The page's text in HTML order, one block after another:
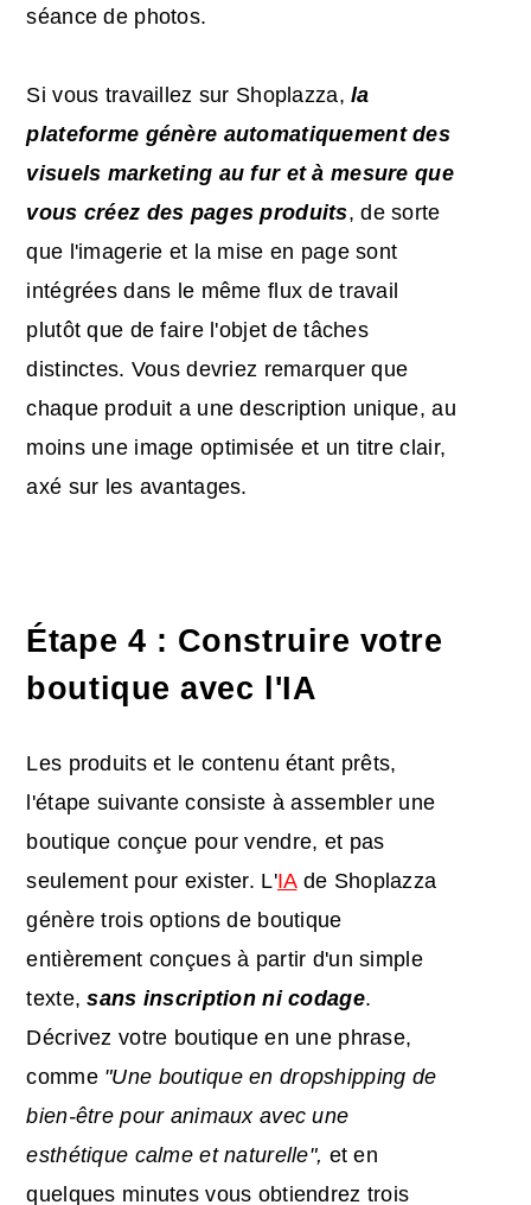
séance de photos.
Si vous travaillez sur Shoplazza,la
plateforme génère automatiquement des
visuels marketing au fur et à mesure que
vous créez des pages produits, de sorte
que l'imagerie et la mise en page sont
intégrées dans le même flux de travail
plutôt que de faire l'objet de tâches
distinctes. Vous devriez remarquer que
chaque produit a une description unique, au
moins une image optimisée et un titre clair,
axé sur les avantages.
Étape 4 : Construire votre
boutique avec l'IA
Les produits et le contenu étant prêts,
l'étape suivante consiste à assembler une
boutique conçue pour vendre, et pas
seulement pour exister. L'IAde Shoplazza
génère trois options de boutique
entièrement conçues à partir d'un simple
texte,sans inscription ni codage.
Décrivez votre boutique en une phrase,
comme "Une boutique en dropshipping de
bien-être pour animaux avec une
esthétique calme et naturelle", et en
quelques minutes vous obtiendrez trois